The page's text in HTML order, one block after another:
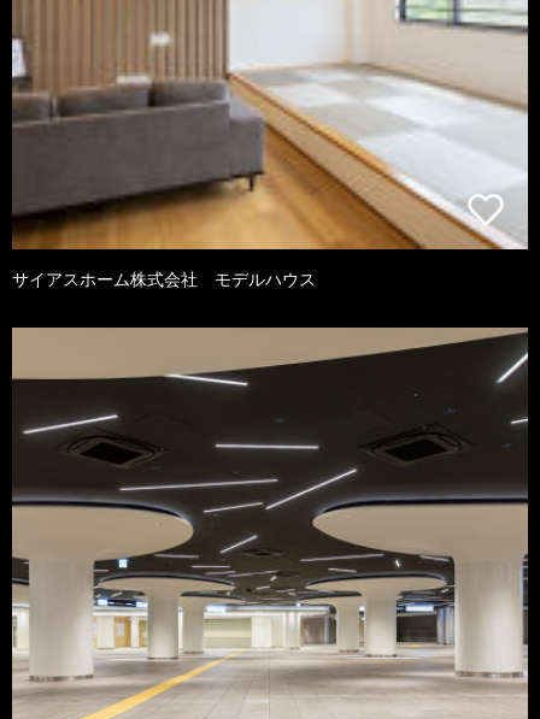
サイアスホーム株式会社 モデルハウス